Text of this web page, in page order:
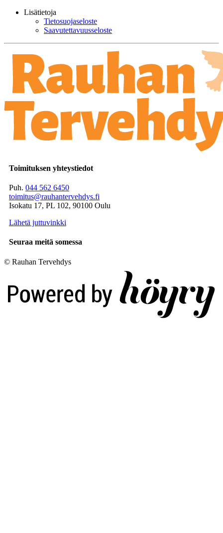
Lisätietoja
Tietosuojaseloste
Saavutettavuusseloste
Toimituksen yhteystiedot
Puh. 044 562 6450
toimitus@rauhantervehdys.fi
Isokatu 17, PL 102, 90100 Oulu
Lähetä juttuvinkki
Seuraa meitä somessa
© Rauhan Tervehdys